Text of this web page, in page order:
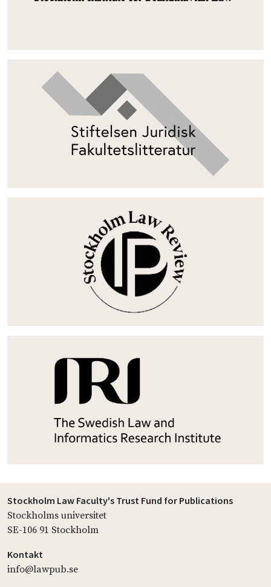
Stockholm Law Faculty's Trust Fund for Publications
Stockholms universitet
SE-106 91 Stockholm
Kontakt
info@lawpub.se